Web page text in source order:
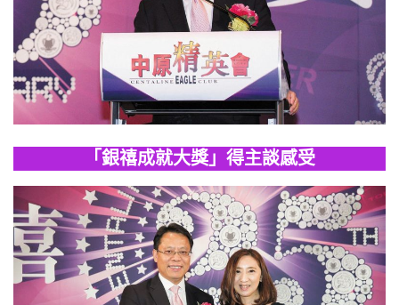
「銀禧成就大獎」得主談感受